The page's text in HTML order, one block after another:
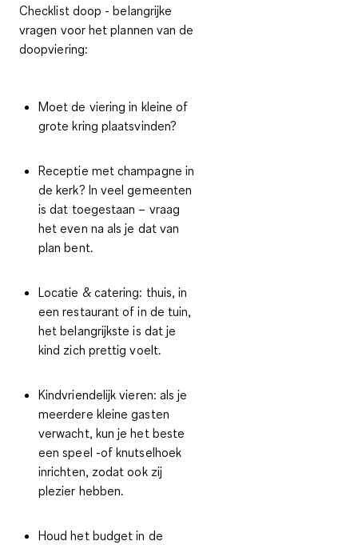
Checklist doop - belangrijke
vragen voor het plannen van de
doopviering:
Moet de viering in kleine of
grote kring plaatsvinden?
Receptie met champagne in
de kerk? In veel gemeenten
is dat toegestaan – vraag
het even na als je dat van
plan bent.
Locatie & catering: thuis, in
een restaurant of in de tuin,
het belangrijkste is dat je
kind zich prettig voelt.
Kindvriendelijk vieren: als je
meerdere kleine gasten
verwacht, kun je het beste
een speel -of knutselhoek
inrichten, zodat ook zij
plezier hebben.
Houd het budget in de